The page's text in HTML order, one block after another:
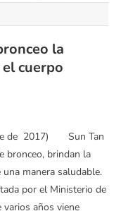
la
cuerpo
de 2017) Sun Tan
bronceo, brindan la
manera saludable.
por el Ministerio de
varios años viene